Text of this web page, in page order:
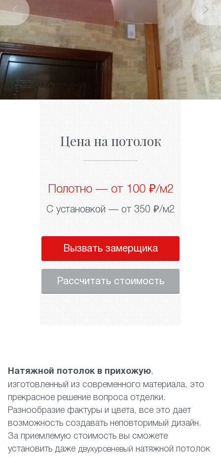
Цена на потолок
Полотно — от 100 ₽/м2
С установкой — от 350 ₽/м2
Вызвать замерщика
Рассчитать стоимость
Натяжной потолок в прихожую,
изготовленный из современного материала, это
прекрасное решение вопроса отделки.
Разнообразие фактуры и цвета, все это дает
возможность создавать неповторимый дизайн.
За приемлемую стоимость вы сможете
установить даже двухуровневый натяжной потолок